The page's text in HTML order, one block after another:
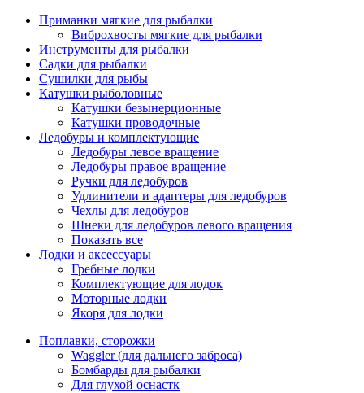
Приманки мягкие для рыбалки
Виброхвосты мягкие для рыбалки
Инструменты для рыбалки
Садки для рыбалки
Сушилки для рыбы
Катушки рыболовные
Катушки безынерционные
Катушки проводочные
Ледобуры и комплектующие
Ледобуры левое вращение
Ледобуры правое вращение
Ручки для ледобуров
Удлинители и адаптеры для ледобуров
Чехлы для ледобуров
Шнеки для ледобуров левого вращения
Показать все
Лодки и аксессуары
Гребные лодки
Комплектующие для лодок
Моторные лодки
Якоря для лодки
Поплавки, сторожки
Waggler (для дальнего заброса)
Бомбарды для рыбалки
Для глухой оснастк